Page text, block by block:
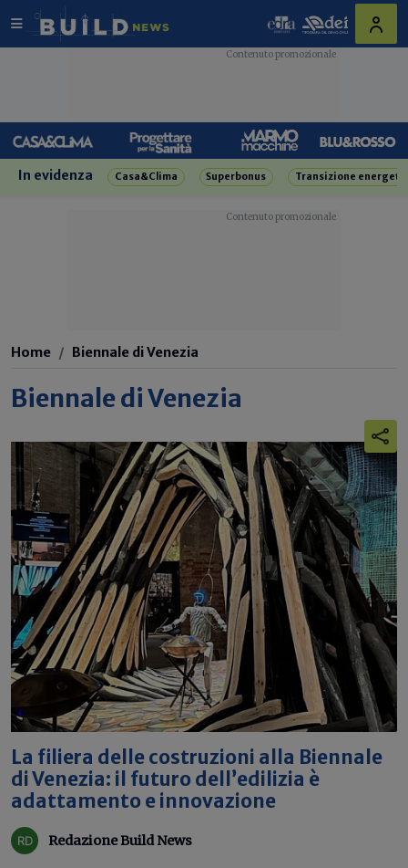
In evidenza Casa&Clima Superbonus Transizione
Home Biennale di Venezia
Biennale di Venezia
La filiera delle costruzioni alla Biennale
di Venezia: il futuro dell’edilizia è
adattamento e innovazione
Redazione Build News